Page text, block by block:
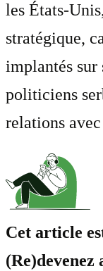
les États-
stratégique,
implantés sur
politiciens
relations
Cet article
(Re)devenez